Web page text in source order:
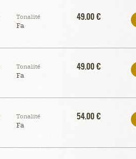
Tonalité
Fa
49.00 €
Tonalité
Fa
49.00 €
Tonalité
Fa
54.00 €